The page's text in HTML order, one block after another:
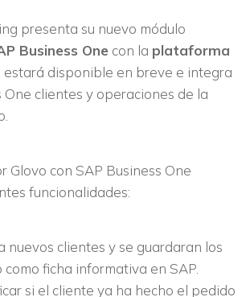
presenta su nuevo módulo
Business One con la plataforma
estará disponible en breve e integra
One clientes y operaciones de la
Glovo con SAP Business One
funcionalidades:
nuevos clientes y se guardaran los
ficha informativa en SAP.
si el cliente ya ha hecho el pedido